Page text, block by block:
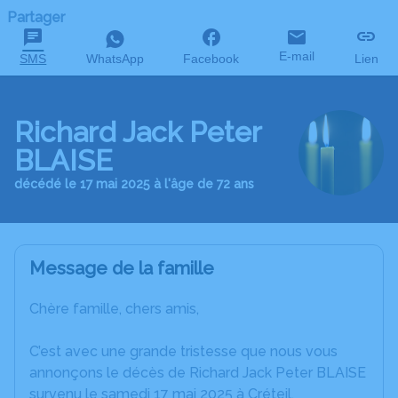
Partager
SMS WhatsApp Facebook E-mail Lien
Richard Jack Peter
BLAISE
décédé le 17 mai 2025 à l'âge de 72 ans
Message de la famille
Chère famille, chers amis,
C’est avec une grande tristesse que nous vous
annonçons le décès de Richard Jack Peter BLAISE
survenu le samedi 17 mai 2025 à Créteil.